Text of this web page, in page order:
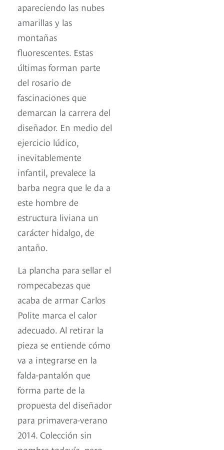
apareciendo las nubes
amarillas y las
montañas
fluorescentes. Estas
últimas forman parte
del rosario de
fascinaciones que
demarcan la carrera del
diseñador. En medio del
ejercicio lúdico,
inevitablemente
infantil, prevalece la
barba negra que le da a
este hombre de
estructura liviana un
carácter hidalgo, de
antaño.
La plancha para sellar el
rompecabezas que
acaba de armar Carlos
Polite marca el calor
adecuado. Al retirar la
pieza se entiende cómo
va a integrarse en la
falda-pantalón que
forma parte de la
propuesta del diseñador
para primavera-verano
2014. Colección sin